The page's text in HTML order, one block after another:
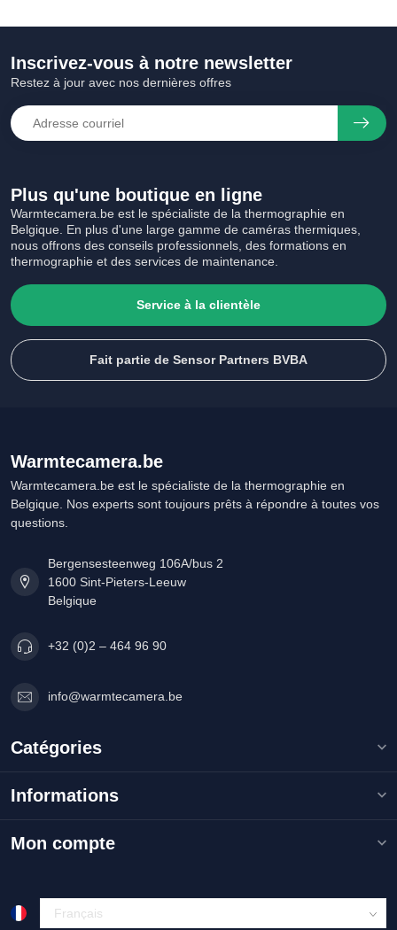
Plus qu'une boutique en ligne
Warmtecamera.be est le spécialiste de la thermographie en
Belgique. En plus d'une large gamme de caméras thermiques,
nous offrons des conseils professionnels, des formations en
thermographie et des services de maintenance.
Service à la clientèle
Fait partie de Sensor Partners BVBA
Inscrivez-vous à notre newsletter
Restez à jour avec nos dernières offres
Warmtecamera.be
Warmtecamera.be est le spécialiste de la thermographie en
Belgique. Nos experts sont toujours prêts à répondre à toutes vos
questions.
Bergensesteenweg 106A/bus 2
1600 Sint-Pieters-Leeuw
Belgique
+32 (0)2 – 464 96 90
info@warmtecamera.be
Catégories
Informations
Mon compte